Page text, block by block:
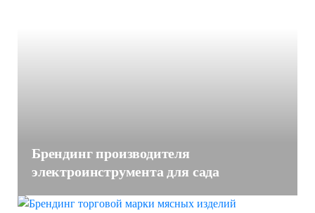
Брендинг производителя
электроинструмента для сада